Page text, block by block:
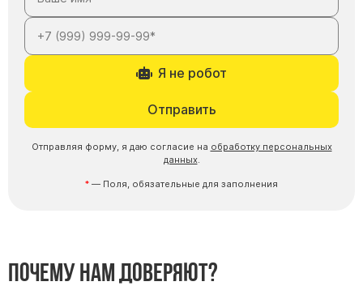
Я не робот
Отправить
Отправляя форму, я даю согласие на обработку персональных
данных.
— Поля, обязательные для заполнения
Почему нам доверяют?